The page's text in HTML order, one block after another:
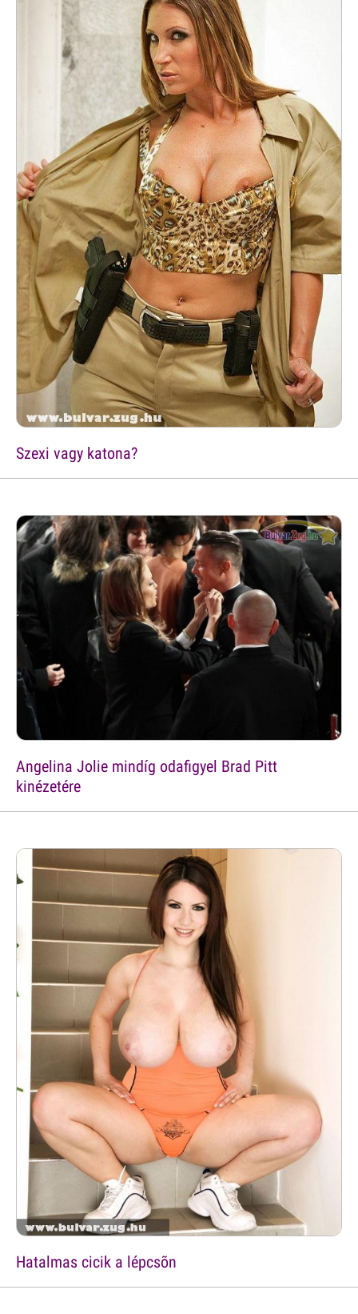
Szexi vagy katona?
Angelina Jolie mindíg odafigyel Brad Pitt
kinézetére
Hatalmas cicik a lépcsõn